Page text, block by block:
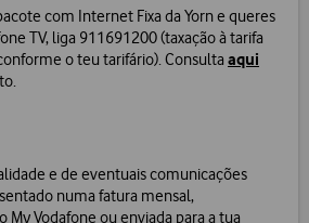
com Internet Fixa da Yorn e queres
TV, liga 911691200 (taxação à tarifa
o teu tarifário). Consulta aqui
e de eventuais comunicações
numa fatura mensal,
My Vodafone ou enviada para a tua